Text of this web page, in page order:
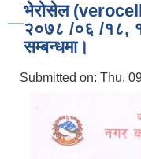
भेराेसेल (verocell)
२०७८ /०६ /१८,
सम्बन्धमा।
Submitted on: Thu,